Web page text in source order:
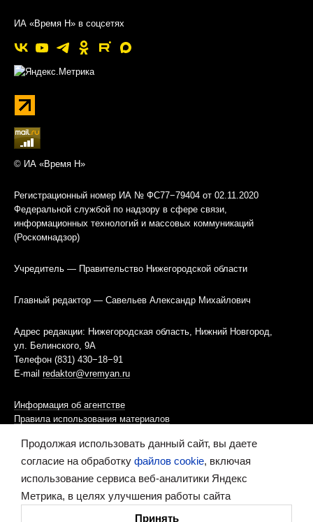
ИА «Время Н» в соцсетях
© ИА «Время Н»
Регистрационный номер ИА № ФС77−79404 от 02.11.2020
Федеральной службой по надзору в сфере связи,
информационных технологий и массовых коммуникаций
(Роскомнадзор)
Учредитель — Правительство Нижегородской области
Главный редактор — Савельев Александр Михайлович
Адрес редакции: Нижегородская область, Нижний Новгород,
ул. Белинского, 9А
Телефон (831) 430−18−91
E-mail redaktor@vremyan.ru
Информация об агентстве
Правила использования материалов
Информационная политика использования «cookies»-файлов
Ресурс содержит материалы 16+
Продолжая использовать данный сайт, вы даете
согласие на обработку файлов cookie, включая
использование сервиса веб-аналитики Яндекс
Метрика, в целях улучшения работы сайта
Принять